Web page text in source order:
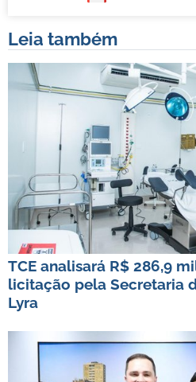
Leia também
TCE analisará R$ 286,9
licitação pela Secretaria
Lyra